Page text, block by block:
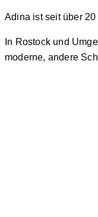
Adina ist seit über
In Rostock und
moderne, andere